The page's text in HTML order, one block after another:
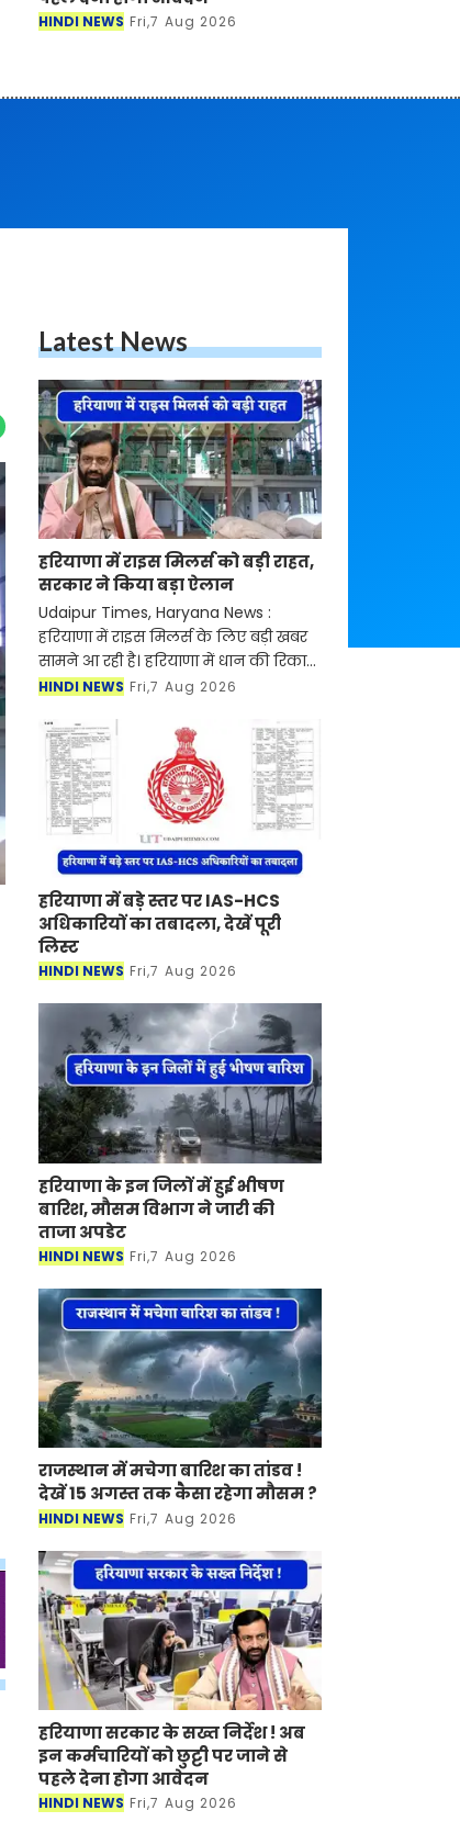
HINDI NEWS Fri,7 Aug 2026
Latest News
हरियाणा में राइस मिलर्स को बड़ी राहत,
सरकार ने किया बड़ा ऐलान
Udaipur Times, Haryana News :
हरियाणा में राइस मिलर्स के लिए बड़ी खबर
सामने आ रही है। हरियाणा में धान की रिकार्ड
पैदावार के बीच चावल की खरीद, भंडारण और
कर रहे हरियाण
HINDI NEWS Fri,7 Aug 2026
हरियाणा में बड़े स्तर पर IAS-HCS
अधिकारियों का तबादला, देखें पूरी
लिस्ट
HINDI NEWS Fri,7 Aug 2026
हरियाणा के इन जिलों में हुई भीषण
बारिश, मौसम विभाग ने जारी की
ताजा अपडेट
HINDI NEWS Fri,7 Aug 2026
राजस्थान में मचेगा बारिश का तांडव !
देखें 15 अगस्त तक कैसा रहेगा मौसम ?
HINDI NEWS Fri,7 Aug 2026
हरियाणा सरकार के सख्त निर्देश ! अब
इन कर्मचारियों को छुट्टी पर जाने से
पहले देना होगा आवेदन
HINDI NEWS Fri,7 Aug 2026